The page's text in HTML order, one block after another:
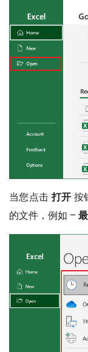
当您点击打开 按
的文件，例如 –